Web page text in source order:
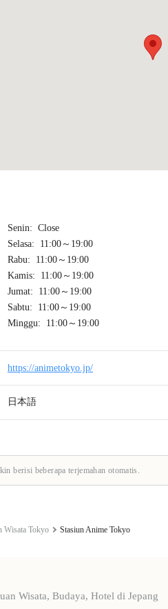
Senin: Close
Selasa: 11:00～19:00
Rabu: 11:00～19:00
Kamis: 11:00～19:00
Jumat: 11:00～19:00
Sabtu: 11:00～19:00
Minggu: 11:00～19:00
https://animetokyo.jp/
日本語
berisi beberapa terjemahan otomatis.
Wisata Tokyo Stasiun Anime Tokyo
Wisata, Budaya, Hotel di Jepang